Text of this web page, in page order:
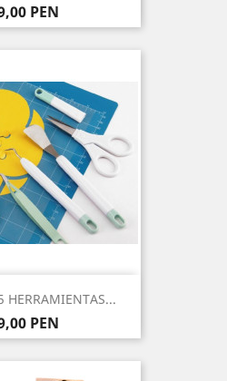
PEN
HERRAMIENTAS...
PEN